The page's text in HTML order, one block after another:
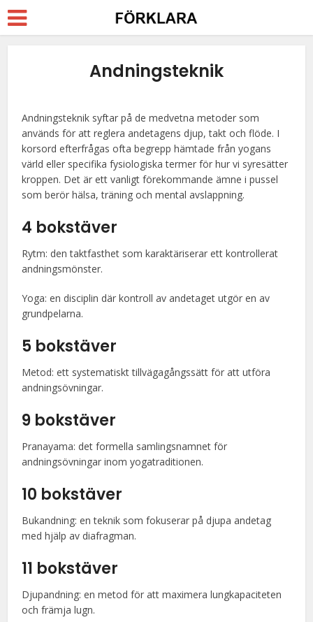
Andningsteknik
Andningsteknik syftar på de medvetna metoder som
används för att reglera andetagens djup, takt och flöde. I
korsord efterfrågas ofta begrepp hämtade från yogans
värld eller specifika fysiologiska termer för hur vi syresätter
kroppen. Det är ett vanligt förekommande ämne i pussel
som berör hälsa, träning och mental avslappning.
4 bokstäver
Rytm: den taktfasthet som karaktäriserar ett kontrollerat
andningsmönster.
Yoga: en disciplin där kontroll av andetaget utgör en av
grundpelarna.
5 bokstäver
Metod: ett systematiskt tillvägagångssätt för att utföra
andningsövningar.
9 bokstäver
Pranayama: det formella samlingsnamnet för
andningsövningar inom yogatraditionen.
10 bokstäver
Bukandning: en teknik som fokuserar på djupa andetag
med hjälp av diafragman.
11 bokstäver
Djupandning: en metod för att maximera lungkapaciteten
och främja lugn.